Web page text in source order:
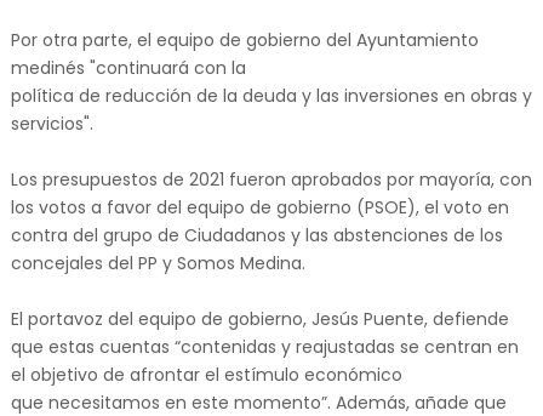
Por otra parte, el equipo de gobierno del Ayuntamiento
medinés "continuará con la
política de reducción de la deuda y las inversiones en obras y
servicios".
Los presupuestos de 2021 fueron aprobados por mayoría, con
los votos a favor del equipo de gobierno (PSOE), el voto en
contra del grupo de Ciudadanos y las abstenciones de los
concejales del PP y Somos Medina.
El portavoz del equipo de gobierno, Jesús Puente, defiende
que estas cuentas “contenidas y reajustadas se centran en
el objetivo de afrontar el estímulo económico
que necesitamos en este momento”. Además, añade que